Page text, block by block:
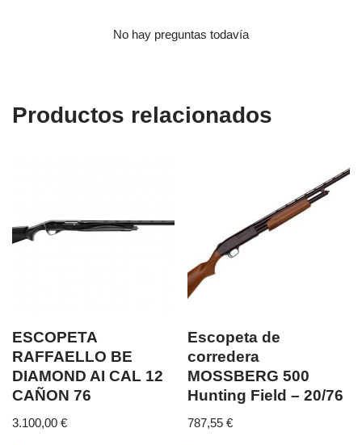
No hay preguntas todavía
Productos relacionados
ESCOPETA
RAFFAELLO BE
DIAMOND AI CAL 12
CAÑON 76
3.100,00 €
Escopeta de
corredera
MOSSBERG 500
Hunting Field – 20/76
787,55€